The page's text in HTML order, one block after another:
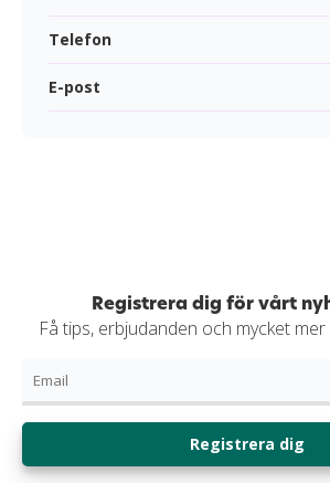
Telefon
E-post
Registrera dig för vårt
Få tips, erbjudanden och mycket
Registrera dig